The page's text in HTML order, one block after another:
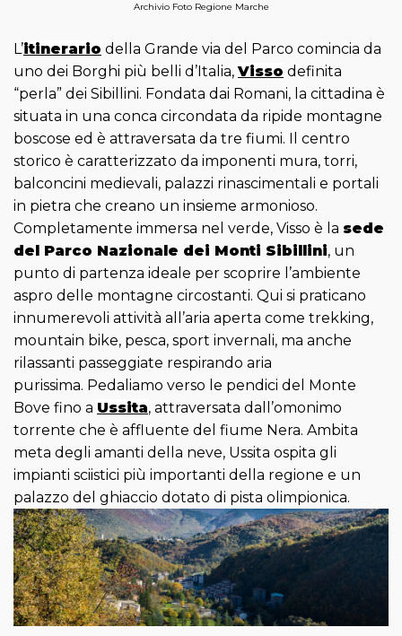
Archivio Foto Regione Marche
L’itinerario della Grande via del Parco comincia da
uno dei Borghi più belli d’Italia,Visso definita
“perla” dei Sibillini. Fondata dai Romani, la cittadina è
situata in una conca circondata da ripide montagne
boscose ed è attraversata da tre fiumi. Il centro
storico è caratterizzato da imponenti mura, torri,
balconcini medievali, palazzi rinascimentali e portali
in pietra che creano un insieme armonioso.
Completamente immersa nel verde, Visso è la sede
del Parco Nazionale dei Monti Sibillini, un
punto di partenza ideale per scoprire l’ambiente
aspro delle montagne circostanti. Qui si praticano
innumerevoli attività all’aria aperta come trekking,
mountain bike, pesca, sport invernali, ma anche
rilassanti passeggiate respirando aria
purissima. Pedaliamo verso le pendici del Monte
Bove fino a Ussita, attraversata dall’omonimo
torrente che è affluente del fiume Nera. Ambita
meta degli amanti della neve, Ussita ospita gli
impianti sciistici più importanti della regione e un
palazzo del ghiaccio dotato di pista olimpionica.